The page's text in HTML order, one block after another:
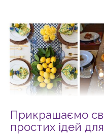
Прикрашаємо
простих ідей